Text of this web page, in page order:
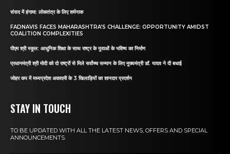
संसद में हंगामा: लोकतंत्र के लिए शर्मनाक
FADNAVIS FACES MAHARASHTRA’S CHALLENGE: OPPORTUNITY AMIDST
COALITION COMPLEXITIES
पीएम श्री स्कूल: आधुनिक शिक्षा के साथ राष्ट्र के युवाओं के भविष्य का निर्माण
प्रधानमंत्री श्री मोदी को दो राष्ट्रों से मिले सर्वोच्च सम्मान के लिए मुख्यमंत्री डॉ. यादव ने दी बधाई
जोहर कप में मध्यप्रदेश अकादमी के 3 खिलाड़ियों का शानदार प्रदर्शन
STAY IN TOUCH
TO BE UPDATED WITH ALL THE LATEST NEWS, OFFERS AND SPECIAL
ANNOUNCEMENTS.